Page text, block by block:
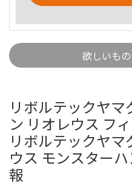
欲しいも
リボルテックヤマ
ン リオレウス フ
リボルテックヤマ
ウス モンスター
報